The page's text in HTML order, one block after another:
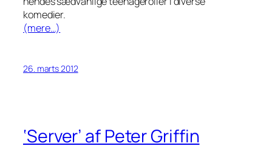
komedier.
(mere…)
26. marts 2012
‘Server’ af Peter Griffin